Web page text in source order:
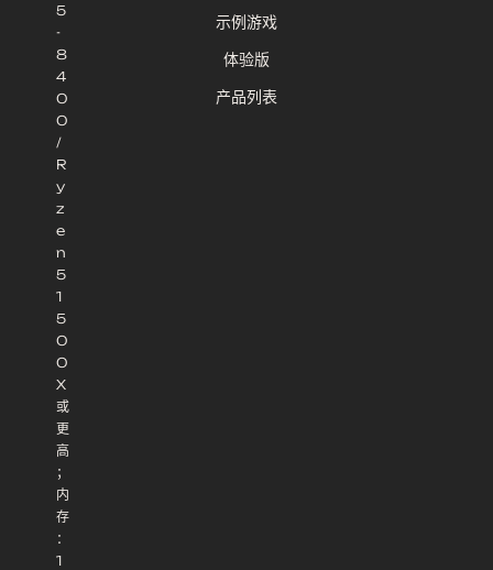
5
-
8
4
0
0
/
R
y
z
e
n
5
1
5
0
0
X
或
更
高
；
内
存
：
1
示例游戏
体验版
产品列表